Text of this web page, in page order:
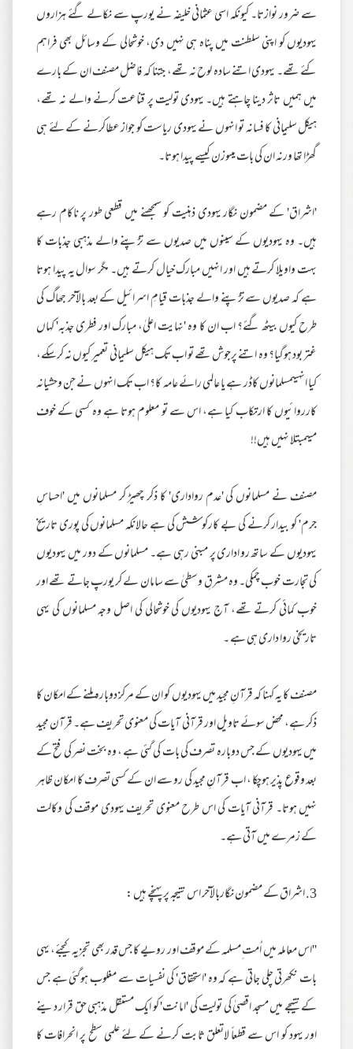
سے ضرور نوازتا۔ کیونکہ اسی عثمانی خلیفہ نے یورپ سے نکالے گئے ہزاروں
یہودیوں کو اپنی سلطنت میں پناہ ہی نہیں دی، خوشحالی کے وسائل بھی فراہم
کئے تھے۔ یہودی اتنے سادہ لوح نہ تھے، جتنا کہ فاضل مصنف ان کے بارے
میں ہمیں تاثر دینا چاہتے ہیں۔ یہودی تولیت پر قناعت کرنے والے نہ تھے،
ہیکل سلیمانی کا فسانہ تو انہوں نے یہودی ریاست کو جواز عطاکرنے کے لئے ہی
گھڑا تھا ورنہ ان کی بات میںوزن کیسے پیدا ہوتا۔
'اشراق' کے مضمون نگار یہودی ذہنیت کو سمجھنے میں قطعی طور پر ناکام رہے
ہیں۔ وہ یہودیوں کے سینوں میں صدیوں سے تڑپنے والے مذہبی جذبات کا
بہت واویلا کرتے ہیں اور انہیں مبارک خیال کرتے ہیں۔ مگر سوال یہ پیدا ہوتا
ہے کہ صدیوں سے تڑپنے والے جذبات قیامِ اسرائیل کے بعد بالآخر جھاگ کی
طرح کیوں بیٹھ گئے؟ اب ان کا وہ 'نہایت اعلیٰ، مبارک اور فطری جذبہ' کہاں
غتر بود ہوگیا؟ وہ اتنے پرجوش تھے تو اب تک ہیکل سلیمانی تعمیر کیوں نہ کرسکے،
کیا انہیںمسلمانوں کاڈر ہے یا عالمی رائے عامہ کا؟ اب تک انہوں نے جن وحشیانہ
کارروائیوں کا ارتکاب کیا ہے، اس سے تو معلوم ہوتا ہے وہ کسی کے خوف
میںمبتلا نہیں ہیں!!
مصنف نے مسلمانوں کی 'عدم رواداری' کا ذکر چھیڑ کر مسلمانوں میں 'احساسِ
جرم' کو بیدار کرنے کی بے کارکوشش کی ہے حالانکہ مسلمانوں کی پوری تاریخ
یہودیوں کے ساتھ رواداری پر مبنی رہی ہے۔ مسلمانوں کے دور میں یہودیوں
کی تجارت خوب چمکی۔ وہ مشرقِ وسطیٰ سے سامان لے کر یورپ جاتے تھے اور
خوب کمائی کرتے تھے، آج یہودیوں کی خوشحالی کی اصل وجہ مسلمانوں کی یہی
تاریخی روا داری ہی ہے ۔
مصنف کا یہ کہنا کہ قرآنِ مجید میں یہودیوں کو ان کے مرکز دوبارہ ملنے کے امکان کا
ذکر ہے، محض سوئے تاویل اور قرآنی آیات کی معنوی تحریف ہے۔ قرآن مجید
میں یہودیوں کے جس دوبارہ تصرف کی بات کی گئی ہے ، وہ بخت نصر کی فتح کے
بعد وقوع پذیر ہوچکا ، اب قرآنِ مجید کی رو سے ان کے کسی تصرف کا امکان ظاہر
نہیں ہوتا۔ قرآنی آیات کی اس طرح معنوی تحریف یہودی موقف کی وکالت
کے زمرے میں آتی ہے۔
3. اشراق کے مضمون نگاربالآخر اس نتیجہ پر پہنچے ہیں :
''اس معاملہ میں اُمت ِمسلمہ کے موقف اور رویے کا جس قدر بھی تجزیہ کیجئے، یہی
بات نکھرتی چلی جاتی ہے کہ وہ 'استحقاق' کی نفسیات سے مغلوب ہوگئی ہے جس
کے نتیجے میں مسجد اقصیٰ کی تولیت کی 'امانت' کو ایک مستقل مذہبی حق قرار دینے
اور یہود کو اس سے قطعاً لاتعلق ثابت کرنے کے لئے علمی سطح پر انحرافات کا